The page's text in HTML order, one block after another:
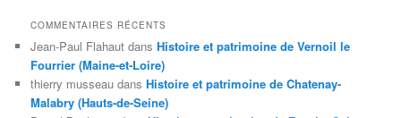
COMMENTAIRES RÉCENTS
Jean-Paul Flahaut dansHistoire et patrimoine de Vernoil le
Fourrier (Maine-et-Loire)
thierry musseau dansHistoire et patrimoine de Chatenay-
Malabry (Hauts-de-Seine)